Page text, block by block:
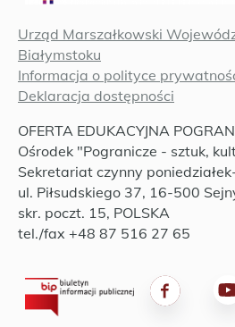
Urząd Marszałkowski
Białymstoku
Informacja o polityce
Deklaracja dostępności
OFERTA EDUKACYJNA
Ośrodek "Pogranicze - sztuk,
Sekretariat czynny
ul. Piłsudskiego 37, 16-500
skr. poczt. 15, POLSKA
tel./fax +48 87 516 27 65